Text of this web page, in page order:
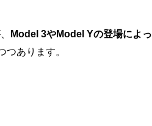
Model 3やModel Yの登場によっ
つあります。